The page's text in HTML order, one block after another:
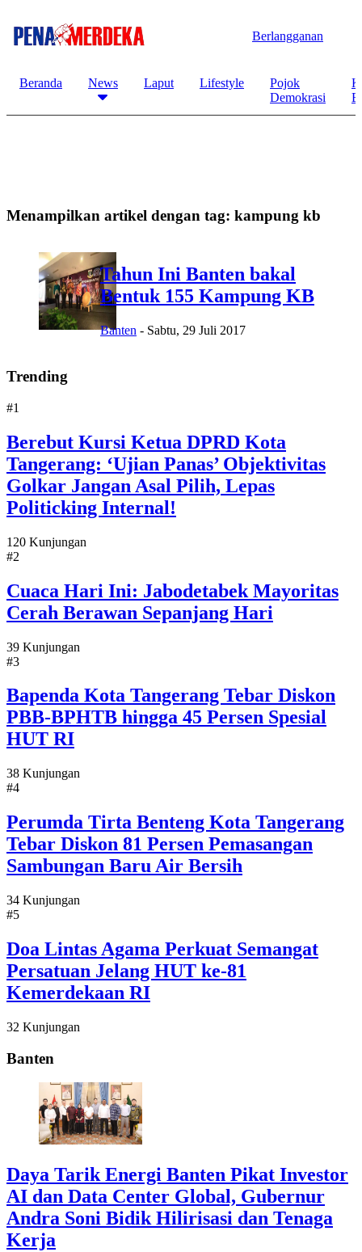
Berlangganan
Beranda News Laput Lifestyle
Pojok
Demokrasi
Menampilkan artikel dengan tag: kampung kb
Tahun Ini Banten bakal
Bentuk 155 Kampung KB
Banten - Sabtu, 29 Juli 2017
Trending
#1
Berebut Kursi Ketua DPRD Kota
Tangerang: ‘Ujian Panas’ Objektivitas
Golkar Jangan Asal Pilih, Lepas
Politicking Internal!
120 Kunjungan
#2
Cuaca Hari Ini: Jabodetabek Mayoritas
Cerah Berawan Sepanjang Hari
39 Kunjungan
#3
Bapenda Kota Tangerang Tebar Diskon
PBB-BPHTB hingga 45 Persen Spesial
HUT RI
38 Kunjungan
#4
Perumda Tirta Benteng Kota Tangerang
Tebar Diskon 81 Persen Pemasangan
Sambungan Baru Air Bersih
34 Kunjungan
#5
Doa Lintas Agama Perkuat Semangat
Persatuan Jelang HUT ke-81
Kemerdekaan RI
32 Kunjungan
Banten
Daya Tarik Energi Banten Pikat Investor
AI dan Data Center Global, Gubernur
Andra Soni Bidik Hilirisasi dan Tenaga
Kerja